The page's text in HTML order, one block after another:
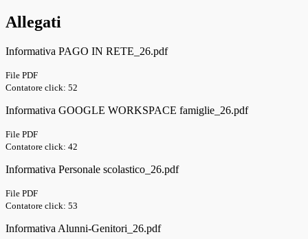
Allegati
Informativa PAGO IN RETE_26.pdf
File PDF
Contatore click: 52
Informativa GOOGLE WORKSPACE famiglie_26.pdf
File PDF
Contatore click: 42
Informativa Personale scolastico_26.pdf
File PDF
Contatore click: 53
Informativa Alunni-Genitori_26.pdf